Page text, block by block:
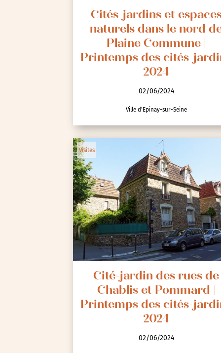
Cités-jardins et
naturels dans le nord
Plaine Commune |
Printemps des cités-
2024
02/06/2024
Ville d'Epinay-sur-Seine
Visites
Cité-jardin des rues de
Chablis et Pommard |
Printemps des cités-
2024
02/06/2024